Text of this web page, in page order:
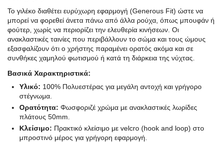
Το γιλέκο διαθέτει ευρύχωρη εφαρμογή (Generous Fit) ώστε να
μπορεί να φορεθεί άνετα πάνω από άλλα ρούχα, όπως μπουφάν ή
φούτερ, χωρίς να περιορίζει την ελευθερία κινήσεων. Οι
ανακλαστικές ταινίες που περιβάλλουν το σώμα και τους ώμους
εξασφαλίζουν ότι ο χρήστης παραμένει ορατός ακόμα και σε
συνθήκες χαμηλού φωτισμού ή κατά τη διάρκεια της νύχτας.
Βασικά Χαρακτηριστικά:
Υλικό: 100% Πολυεστέρας για μεγάλη αντοχή και γρήγορο
στέγνωμα.
Ορατότητα: Φωσφοριζέ χρώμα με ανακλαστικές λωρίδες
πλάτους 50mm.
Κλείσιμο: Πρακτικό κλείσιμο με velcro (hook and loop) στο
μπροστινό μέρος για γρήγορη εφαρμογή.